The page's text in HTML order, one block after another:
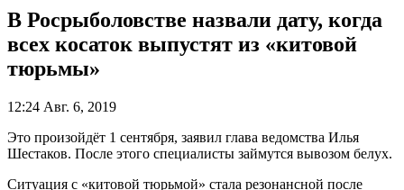
В Росрыболовстве назвали дату, когда
всех косаток выпустят из «китовой
тюрьмы»
12:24 Авг. 6, 2019
Это произойдёт 1 сентября, заявил глава ведомства Илья
Шестаков. После этого специалисты займутся вывозом белух.
Ситуация с «китовой тюрьмой» стала резонансной после